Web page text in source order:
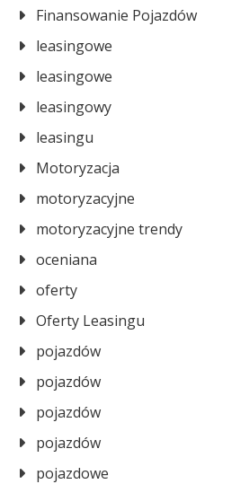
Finansowanie Pojazdów
leasingowe
leasingowe
leasingowy
leasingu
Motoryzacja
motoryzacyjne
motoryzacyjne trendy
oceniana
oferty
Oferty Leasingu
pojazdów
pojazdów
pojazdów
pojazdów
pojazdowe